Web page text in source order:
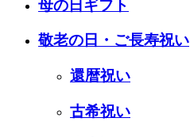
母の日ギフト
敬老の日・ご長寿祝い
還暦祝い
古希祝い